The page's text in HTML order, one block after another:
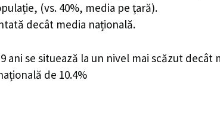
(vs. 40%, media pe țară).
decât media națională.
ani se situează la un nivel mai scăzut
de 10.4%